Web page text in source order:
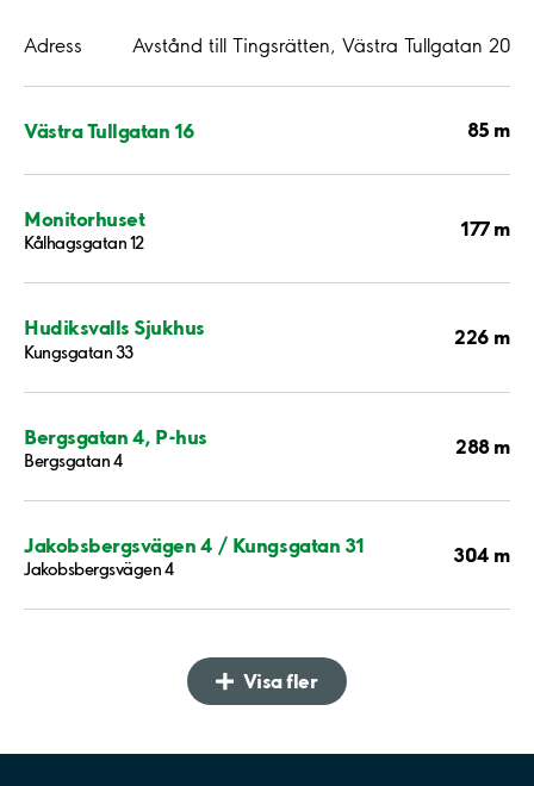
Adress Avstånd till Tingsrätten, Västra Tullgatan 20
Västra Tullgatan 16 85 m
Monitorhuset
Kålhagsgatan 12
177 m
Hudiksvalls Sjukhus
Kungsgatan 33
226 m
Bergsgatan 4, P-hus
Bergsgatan 4
288 m
Jakobsbergsvägen 4 / Kungsgatan 31
Jakobsbergsvägen 4
304 m
Visa fler